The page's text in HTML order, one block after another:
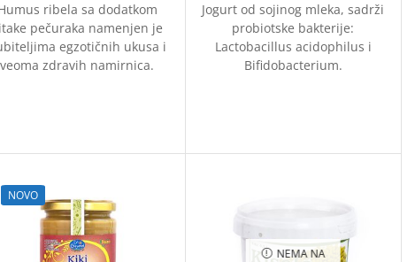
ribela sa dodatkom
pečuraka namenjen je
egzotičnih ukusa i
veoma zdravih namirnica.
Jogurt od sojinog mleka, sadrži
probiotske bakterije:
Lactobacillus acidophilus i
Bifidobacterium.
NOVO
NEMA NA